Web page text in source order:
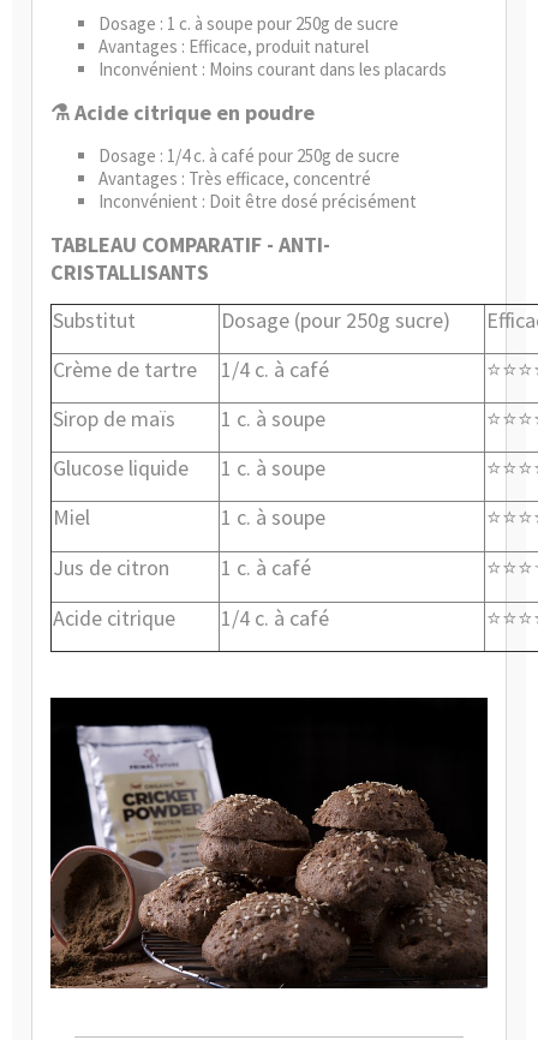
Dosage : 1 c. à soupe pour 250g de sucre
Avantages : Efficace, produit naturel
Inconvénient : Moins courant dans les placards
⚗️ Acide citrique en poudre
Dosage : 1/4 c. à café pour 250g de sucre
Avantages : Très efficace, concentré
Inconvénient : Doit être dosé précisément
TABLEAU COMPARATIF - ANTI-
CRISTALLISANTS
Substitut
Dosage (pour 250g sucre)
Crème de tartre
1/4 c. à café
Sirop de maïs
1 c. à soupe
Glucose liquide
1 c. à soupe
Miel
1 c. à soupe
Jus de citron
1 c. à café ⭐⭐⭐
Acide citrique 1/4 c. à café